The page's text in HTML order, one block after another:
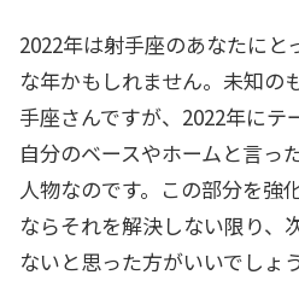
2022年は射手座のあなたにと
な年かもしれません。未知の
手座さんですが、2022年にテ
自分のベースやホームと言っ
人物なのです。この部分を強
ならそれを解決しない限り、
ないと思った方がいいでしょう